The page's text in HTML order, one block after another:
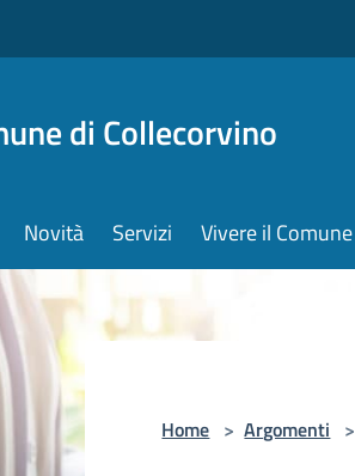
di Collecorvino
Novità Servizi Vivere il Comune
Home > Argomenti >